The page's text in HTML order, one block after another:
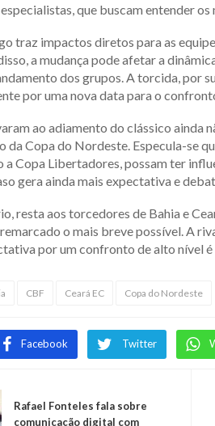
que buscam entender
traz impactos diretos para as
a mudança pode afetar a
dos grupos. A torcida, por
por uma nova data para o
ao adiamento do clássico ainda
da Copa do Nordeste. Especula-se
a Copa Libertadores, possam ter
gera ainda mais expectativa e
resta aos torcedores de Bahia e
o mais breve possível. A
por um confronto de alto nível é
CBF Ceará EC Copa do Nordeste
Facebook Twitter
Rafael Fonteles fala sobre
comunicação digital com